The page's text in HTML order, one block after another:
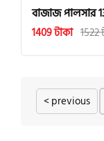
বাজাজ পালসার
1409 টাকা 1522
< previous